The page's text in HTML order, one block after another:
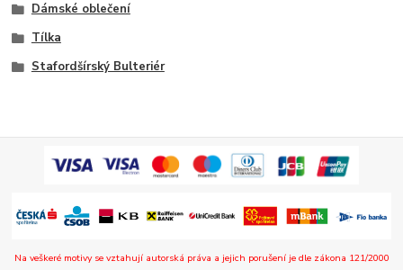
Dámské oblečení
Tílka
Stafordšírský Bulteriér
Na veškeré motivy se vztahují autorská práva a jejich porušení je dle zákona 121/2000